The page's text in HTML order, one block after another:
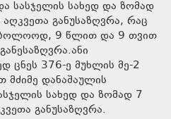
სასჯელის სახედ და ზომად
განუსაზღვრა, რაც
9 წლით და 9 თვით
ცნეს 376-ე მუხლის მე-2
მძიმე დანაშაულის
სახედ და ზომად 7
განუსაზღვრა.